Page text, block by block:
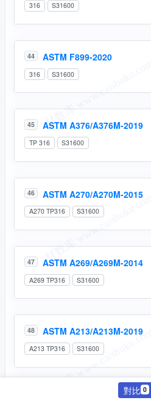
316 S31600
44 ASTM F899-2020
316 S31600
45 ASTM A376/A376M-2019
TP 316 S31600
46 ASTM A270/A270M-2015
A270 TP316 S31600
47 ASTM A269/A269M-2014
A269 TP316 S31600
48 ASTM A213/A213M-2019
A213 TP316 S31600
ASTM A249/A249M-2004
對比 0